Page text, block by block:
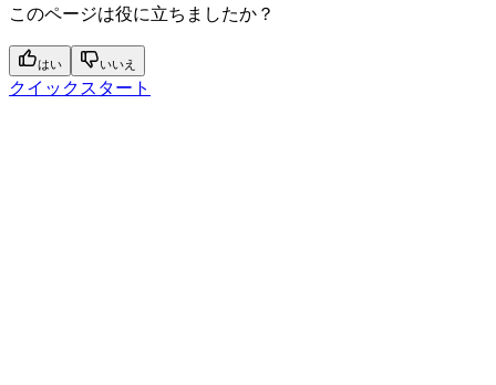
このページは役に立ちましたか？
はい いいえ
クイックスタート